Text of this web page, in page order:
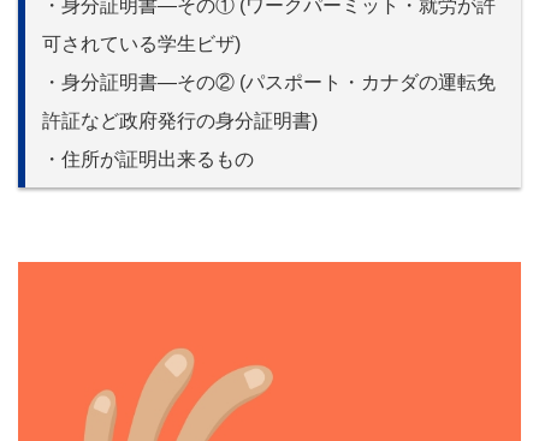
・身分証明書―その① (ワークパーミット・就労が許
可されている学生ビザ)
・身分証明書―その② (パスポート・カナダの運転免
許証など政府発行の身分証明書)
・住所が証明出来るもの